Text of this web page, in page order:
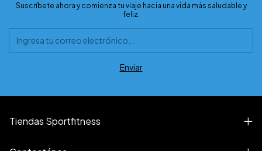
Suscríbete ahora y comienza tu viaje hacia una vida más saludable y
feliz.
Tiendas Sportfitness